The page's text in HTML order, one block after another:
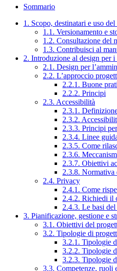
Sommario
1. Scopo, destinatari e uso
1.1. Versionamento e
1.2. Consultazione del
1.3. Contribuisci al
2. Introduzione al design per
2.1. Design per
2.2. L’approccio
2.2.1. Buone
2.2.2. Principi
2.3. Accessibilità
2.3.1.
2.3.2.
2.3.3. Principi
2.3.4. Linee
2.3.5. Come
2.3.6.
2.3.7. Obiettivi
2.3.8. Normativa
2.4. Privacy
2.4.1. Come
2.4.2. Richiedi il
2.4.3. Le basi
3. Pianificazione, gestione e
3.1. Obiettivi del
3.2. Tipologie di
3.2.1. Tipologie
3.2.2. Tipologie
3.2.3. Tipologie
3.3. Competenze, ruoli